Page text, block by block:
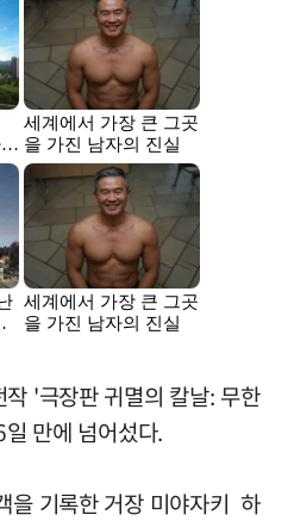
'극장판 귀멸의 칼날: 무한
만에 넘어섰다.
을 기록한 거장 미야자키 하